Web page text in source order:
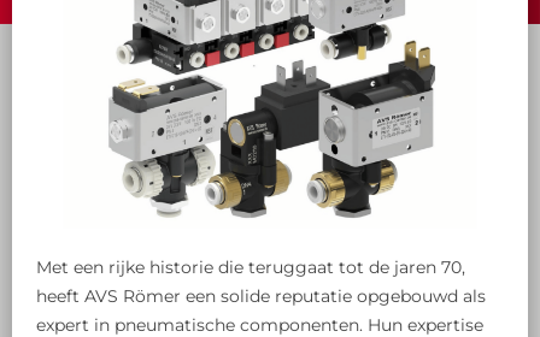
Met een rijke historie die teruggaat tot de jaren 70,
heeft AVS Römer een solide reputatie opgebouwd als
expert in pneumatische componenten. Hun expertise